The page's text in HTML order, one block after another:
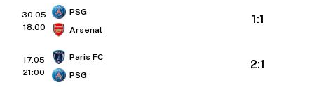
30.05
18:00
PSG
Arsenal
1:1
17.05
21:00
Paris FC
PSG
2:1